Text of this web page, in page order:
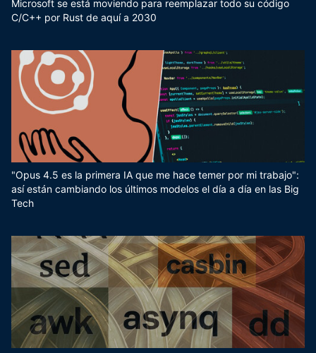
Microsoft se está moviendo para reemplazar todo su código
C/C++ por Rust de aquí a 2030
"Opus 4.5 es la primera IA que me hace temer por mi trabajo":
así están cambiando los últimos modelos el día a día en las Big
Tech